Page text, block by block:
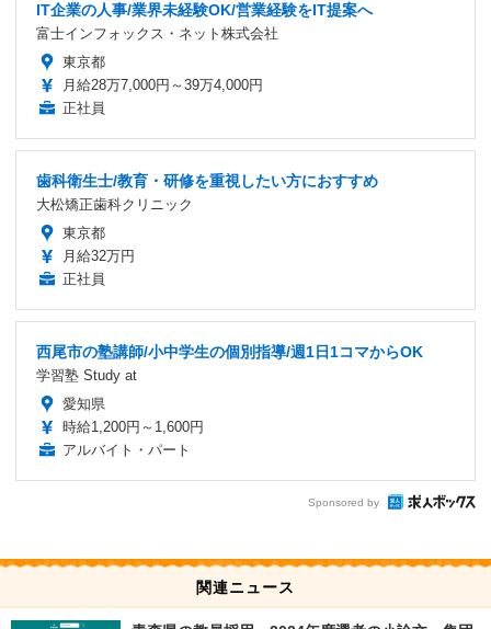
IT企業の人事/業界未経験OK/営業経験をIT提案へ
富士インフォックス・ネット株式会社
東京都
月給28万7,000円～39万4,000円
正社員
歯科衛生士/教育・研修を重視したい方におすすめ
大松矯正歯科クリニック
東京都
月給32万円
正社員
西尾市の塾講師/小中学生の個別指導/週1日1コマからOK
学習塾 Study at
愛知県
時給1,200円～1,600円
アルバイト・パート
Sponsored by
関連ニュース